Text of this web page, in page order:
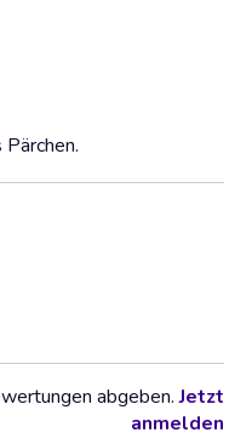
abgeben.Jetzt
anmelden